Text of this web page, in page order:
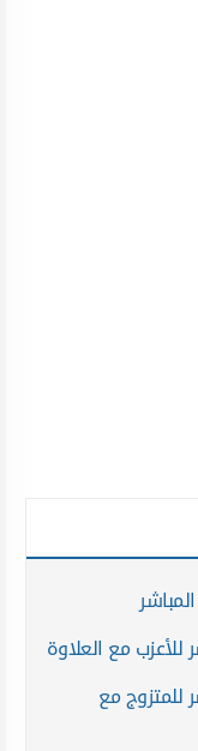
للأعزب مع العلاوة
للمتزوج مع